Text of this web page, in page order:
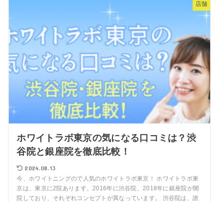
店舗
ホワイトラボ東京の気になる口コミは？渋
谷院と銀座院を徹底比較！
2024.08.13
今、ホワイトニングので人気のホワイトラボ東京！ ホワイトラボ東
京は、東京に2院あります。2016年に渋谷院、2018年に銀座院が開
院しており、それぞれコンセプトが異なっています。 渋谷院は、誰